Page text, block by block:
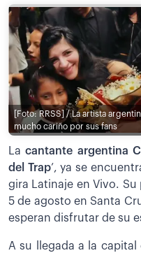
[Foto: RRSS] / La artista
mucho cariño por sus fans
Lacantante argentina
del Trap’, ya se
gira Latinaje en Vivo.
5 de agosto en Santa
esperan disfrutar de su
A su llegada a la capital